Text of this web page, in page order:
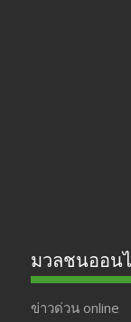
มวลชนออน
ข่าวด่วน online